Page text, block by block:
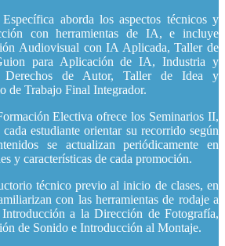
aborda los aspectos técnicos y
con herramientas de IA, e incluye
Audiovisual con IA Aplicada, Taller de
para Aplicación de IA, Industria y
Derechos de Autor, Taller de Idea y
de Trabajo Final Integrador.
Electiva ofrece los Seminarios II,
estudiante orientar su recorrido según
se actualizan periódicamente en
y características de cada promoción.
técnico previo al inicio de clases, en
con las herramientas de rodaje a
Introducción a la Dirección de Fotografía,
de Sonido e Introducción al Montaje.